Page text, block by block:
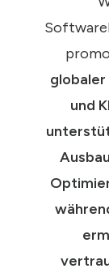
globaler
und